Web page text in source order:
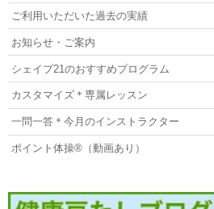
ご利用いただいた過去の実績
お知らせ・ご案内
シェイプ21のおすすめプログラム
カスタマイズ＊専属レッスン
一問一答＊今月のインストラクター
ポイント体操®（動画あり）